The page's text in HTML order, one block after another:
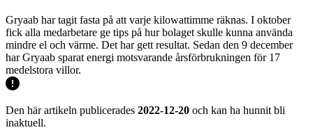
Gryaab har tagit fasta på att varje kilowattimme räknas. I oktober
fick alla medarbetare ge tips på hur bolaget skulle kunna använda
mindre el och värme. Det har gett resultat. Sedan den 9 december
har Gryaab sparat energi motsvarande årsförbrukningen för 17
medelstora villor.
Den här artikeln publicerades 2022-12-20 och kan ha hunnit bli
inaktuell.